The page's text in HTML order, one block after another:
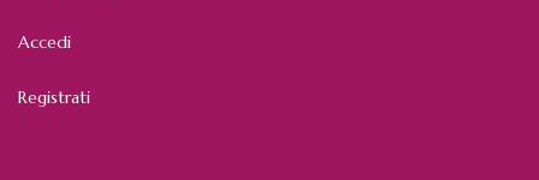
Accedi
Registrati